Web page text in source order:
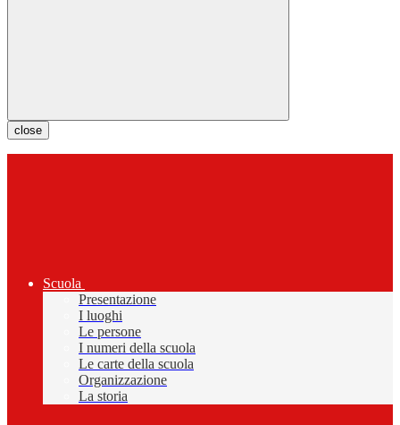
close
Scuola
Presentazione
I luoghi
Le persone
I numeri della scuola
Le carte della scuola
Organizzazione
La storia